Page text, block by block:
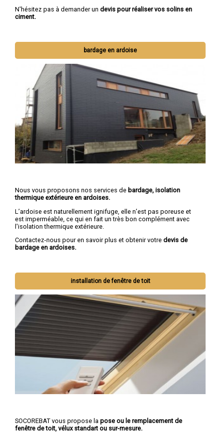
N'hésitez pas à demander un devis pour réaliser vos solins en
ciment.
bardage en ardoise
Nous vous proposons nos services de bardage, isolation
thermique extérieure en ardoises.
L’ardoise est naturellement ignifuge, elle n’est pas poreuse et
est imperméable, ce qui en fait un très bon complément avec
l'isolation thermique extérieure.
Contactez-nous pour en savoir plus et obtenir votre devis de
bardage en ardoises.
installation de fenêtre de toit
SOCOREBAT vous propose la pose ou le remplacement de
fenêtre de toit, vélux standart ou sur-mesure.